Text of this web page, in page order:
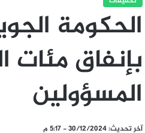
الحكومة
بإنفاق مئات
المسؤولين
آخر تحديث: 30/12/2024 - 5:17 م